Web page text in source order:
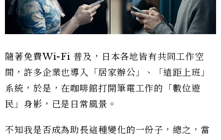
隨著免費Wi-Fi 普及，日本各地皆有共同工作空
間，許多企業也導入「居家辦公」、「遠距上班」
系統，於是，在咖啡館打開筆電工作的「數位遊
民」身影，已是日常風景。
不知我是否成為助長這種變化的一份子，總之，當